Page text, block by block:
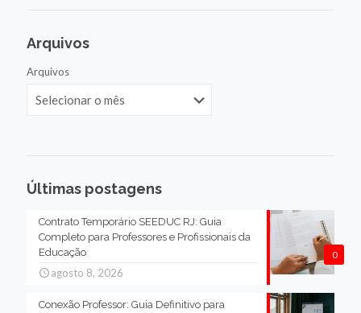
Arquivos
Arquivos
Últimas postagens
0
Contrato Temporário SEEDUC RJ: Guia
Completo para Professores e Profissionais da
Educação
agosto 8, 2026
Conexão Professor: Guia Definitivo para